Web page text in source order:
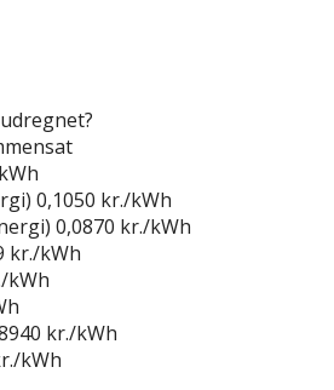
0,1050 kr./kWh
0,0870 kr./kWh
kr./kWh
kWh
kr./kWh
kWh